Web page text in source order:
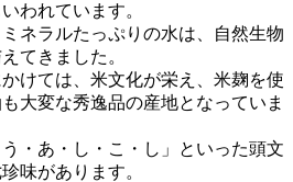
われています。
ネラルたっぷりの水は、自然生物
てきました。
けては、米文化が栄え、米麹を使
大変な秀逸品の産地となっていま
・あ・し・こ・し」といった頭文
味があります。